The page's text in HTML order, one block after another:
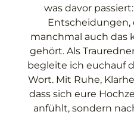
was davor
Entscheidungen,
manchmal auch das
gehört. Als
begleite ich euchauf
Wort. Mit Ruhe,
dass sich eure
anfühlt, sondern